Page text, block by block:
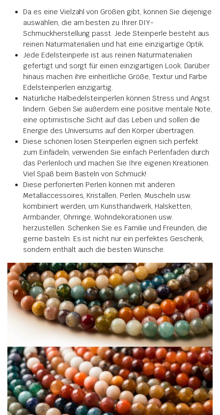
Da es eine Vielzahl von Größen gibt, können Sie diejenige
auswählen, die am besten zu Ihrer DIY-
Schmuckherstellung passt. Jede Steinperle besteht aus
reinen Naturmaterialien und hat eine einzigartige Optik.
Jede Edelsteinperle ist aus reinen Naturmaterialien
gefertigt und sorgt für einen einzigartigen Look. Darüber
hinaus machen ihre einheitliche Größe, Textur und Farbe
Edelsteinperlen einzigartig.
Natürliche Halbedelsteinperlen können Stress und Angst
lindern. Geben Sie außerdem eine positive mentale Note,
eine optimistische Sicht auf das Leben und sollen die
Energie des Universums auf den Körper übertragen.
Diese schönen losen Steinperlen eignen sich perfekt
zum Einfädeln, verwenden Sie einfach Perlenfaden durch
das Perlenloch und machen Sie Ihre eigenen Kreationen.
Viel Spaß beim Basteln von Schmuck!
Diese perforierten Perlen können mit anderen
Metallaccessoires, Kristallen, Perlen, Muscheln usw.
kombiniert werden, um Kunsthandwerk, Halsketten,
Armbänder, Ohrringe, Wohndekorationen usw.
herzustellen. Schenken Sie es Familie und Freunden, die
gerne basteln. Es ist nicht nur ein perfektes Geschenk,
sondern enthält auch die besten Wünsche.